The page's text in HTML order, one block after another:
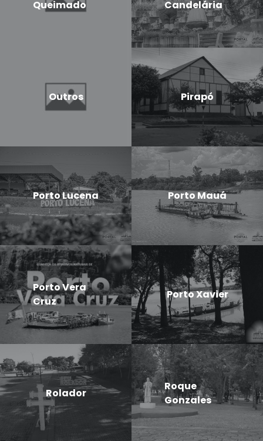
Queimado Candelária
Outros Pirapó
Porto Lucena Porto Mauá
Porto Vera
Cruz
Porto Xavier
Rolador
Roque
Gonzales